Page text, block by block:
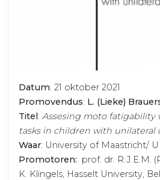
Datum: 21 oktober 2021
Promovendus: L. (Lieke)
Titel: Assesing moto
tasks in children with unilateral
Waar: University of Maastricht/
Promotoren: prof. dr. R.J.E.M.
K. Klingels, Hasselt University,